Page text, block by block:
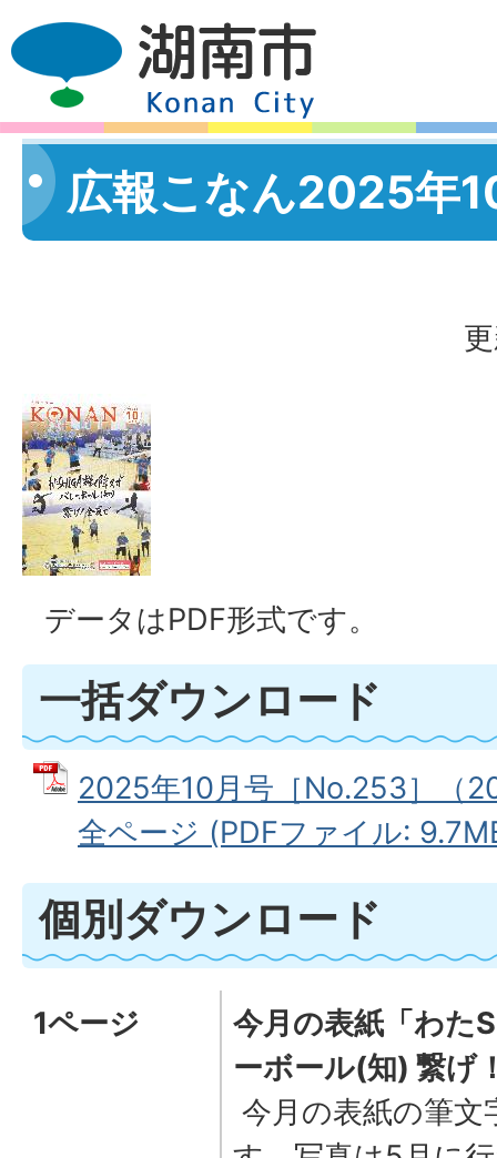
広報こなん2025年
データはPDF形式です。
一括ダウンロード
2025年10月号［No.253］（
全ページ (PDFファイル:
個別ダウンロード
1ページ
今月の表紙「わた
ーボール(知) 繋げ
今月の表紙の筆文